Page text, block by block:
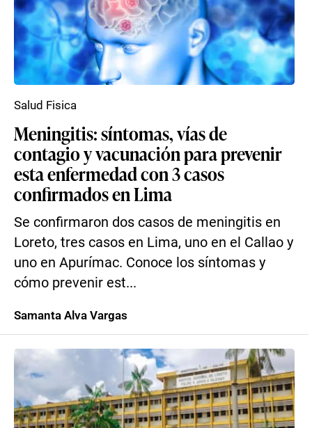
Meningitis: síntomas, vías de
contagio y vacunación para prevenir
esta enfermedad con 3 casos
confirmados en Lima
Se confirmaron dos casos de meningitis en
Loreto, tres casos en Lima, uno en el Callao y
uno en Apurímac. Conoce los síntomas y
cómo prevenir est...
Salud Fisica
Samanta Alva Vargas